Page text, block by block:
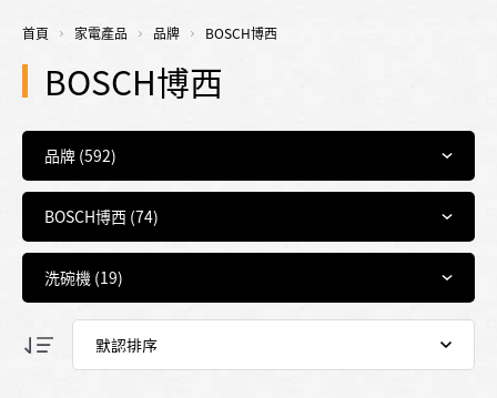
首頁 家電產品 品牌 BOSCH博西
BOSCH博西